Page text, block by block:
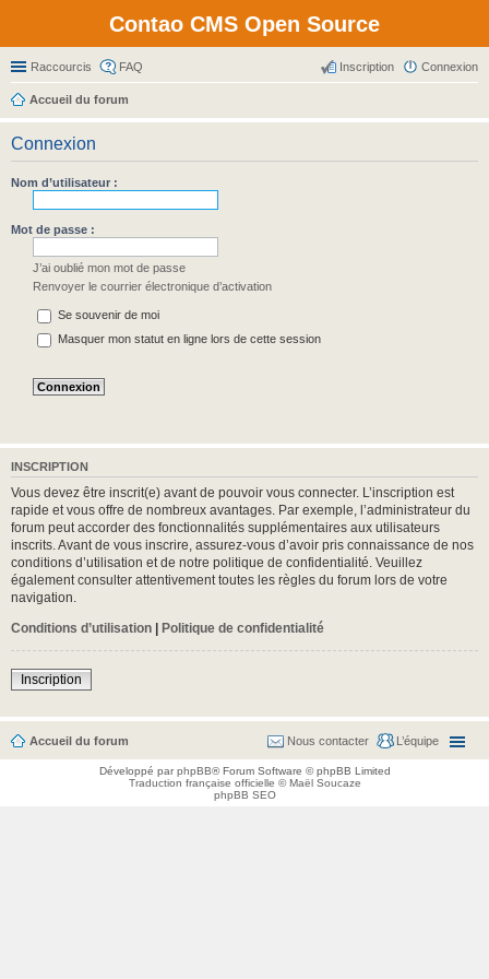
Contao CMS Open Source
Raccourcis FAQ Connexion
Inscription
Accueil du forum
Connexion
Nom d’utilisateur :
Mot de passe :
J’ai oublié mon mot de passe
Renvoyer le courrier électronique d’activation
Se souvenir de moi
Masquer mon statut en ligne lors de cette session
INSCRIPTION
Vous devez être inscrit(e) avant de pouvoir vous connecter. L’inscription est
rapide et vous offre de nombreux avantages. Par exemple, l’administrateur du
forum peut accorder des fonctionnalités supplémentaires aux utilisateurs
inscrits. Avant de vous inscrire, assurez-vous d’avoir pris connaissance de nos
conditions d’utilisation et de notre politique de confidentialité. Veuillez
également consulter attentivement toutes les règles du forum lors de votre
navigation.
Conditions d’utilisation | Politique de confidentialité
Inscription
Accueil du forum L’équipe
Nous contacter
Développé parphpBB® Forum Software © phpBB Limited
Traduction française officielle ©Maël Soucaze
phpBB SEO